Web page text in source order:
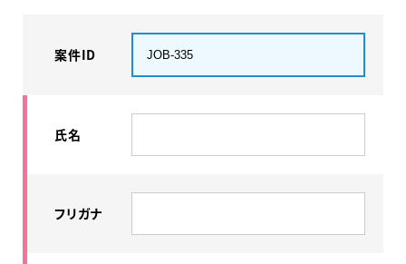
案件ID
氏名
フリガナ